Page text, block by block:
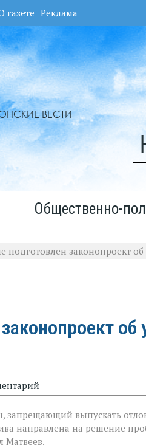
газете Реклама
ВЕСТИ
Общественно-
подготовлен законопроект
запрещающий выпускать
направлена на решение
Матвеев.